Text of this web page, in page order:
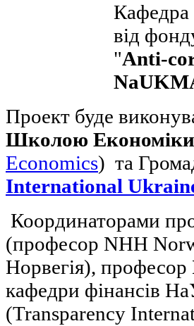
від
"Anti-
Проект буде
Школою Економіки
Economics) та
International
Координаторами
(професор NHH
Норвегія), професор
кафедри фінансів
(Transparency